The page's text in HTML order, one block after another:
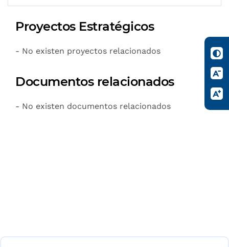
Proyectos Estratégicos
- No existen proyectos relacionados
Documentos relacionados
- No existen documentos relacionados